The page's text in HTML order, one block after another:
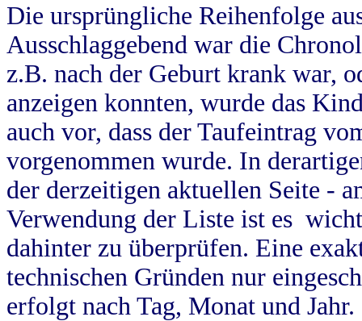
Die ursprüngliche Reihenfolge
Ausschlaggebend war die
z.B. nach der Geburt krank war,
anzeigen konnten, wurde das
auch vor, dass der Taufeintrag
vorgenommen wurde. In
der derzeitigen aktuellen Seite -
Verwendung der Liste ist es
dahinter zu überprüfen. Eine
technischen Gründen nur
erfolgt nach Tag, Monat und Jahr.